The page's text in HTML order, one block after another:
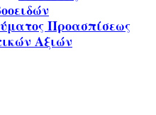
Προασπίσεως
Αξιών